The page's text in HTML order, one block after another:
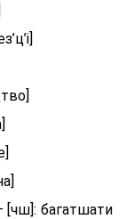
[чш]: багатшати